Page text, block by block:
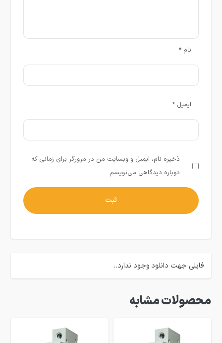
نام*
ایمیل*
ذخیره نام، ایمیل و وبسایت من در مرورگر برای زمانی که
دوباره دیدگاهی می‌نویسم.
فایلی جهت دانلود وجود ندارد..
محصولات مشابه